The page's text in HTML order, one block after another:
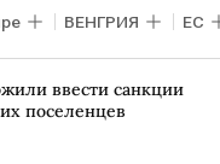
ВЕНГРИЯ ЕС
ввести санкции
поселенцев